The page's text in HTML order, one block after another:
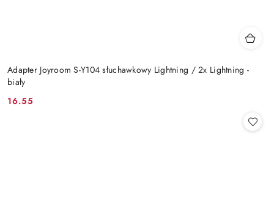
Adapter Joyroom S-Y104 słuchawkowy Lightning / 2x Lightning -
biały
Cena:
16.55